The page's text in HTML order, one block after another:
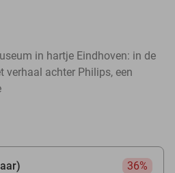
in hartje Eindhoven: in de
verhaal achter Philips, een
36%